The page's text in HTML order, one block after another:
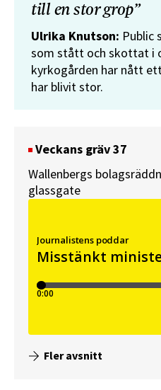
till en stor grop”
Ulrika Knutson: Public
som stått och skottat i
kyrkogården har nått
har blivit stor.
Veckans gräv 37
Wallenbergs
glassgate
Fler avsnitt